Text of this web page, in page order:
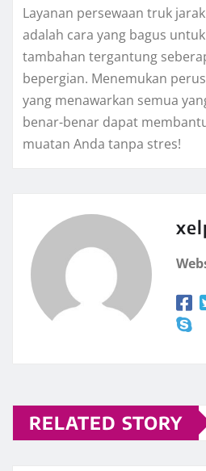
Layanan persewaan truk
adalah cara yang bagus
tambahan tergantung
bepergian. Menemukan
yang menawarkan semua
benar-benar dapat
muatan Anda tanpa stres!
RELATED STORY